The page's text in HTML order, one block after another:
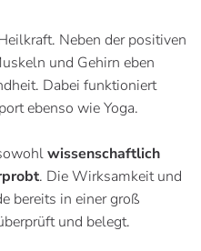
Neben der positiven
und Gehirn eben
Dabei funktioniert
ebenso wie Yoga.
wissenschaftlich
. Die Wirksamkeit und
bereits in einer groß
und belegt.